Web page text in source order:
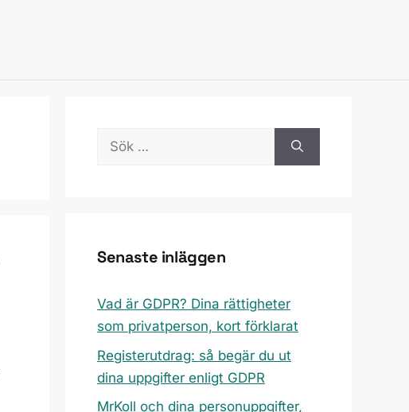
Sök
Senaste inläggen
Vad är GDPR? Dina rättigheter
som privatperson, kort förklarat
Registerutdrag: så begär du ut
dina uppgifter enligt GDPR
MrKoll och dina personuppgifter,